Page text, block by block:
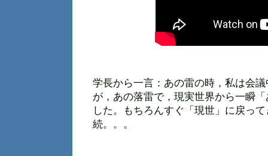
学長から一言：あの雷の時，私は会
が，あの落雷で，現実世界から一瞬
した。もちろんすぐ「現世」に戻っ
続。。。